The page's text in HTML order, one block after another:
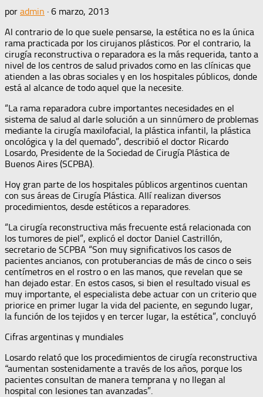
por admin · 6 marzo, 2013
Al contrario de lo que suele pensarse, la estética no es la única
rama practicada por los cirujanos plásticos. Por el contrario, la
cirugía reconstructiva o reparadora es la más requerida, tanto a
nivel de los centros de salud privados como en las clínicas que
atienden a las obras sociales y en los hospitales públicos, donde
está al alcance de todo aquel que la necesite.
“La rama reparadora cubre importantes necesidades en el
sistema de salud al darle solución a un sinnúmero de problemas
mediante la cirugía maxilofacial, la plástica infantil, la plástica
oncológica y la del quemado”, describió el doctor Ricardo
Losardo, Presidente de la Sociedad de Cirugía Plástica de
Buenos Aires (SCPBA).
Hoy gran parte de los hospitales públicos argentinos cuentan
con sus áreas de Cirugía Plástica. Allí realizan diversos
procedimientos, desde estéticos a reparadores.
“La cirugía reconstructiva más frecuente está relacionada con
los tumores de piel”, explicó el doctor Daniel Castrillón,
secretario de SCPBA “Son muy significativos los casos de
pacientes ancianos, con protuberancias de más de cinco o seis
centímetros en el rostro o en las manos, que revelan que se
han dejado estar. En estos casos, si bien el resultado visual es
muy importante, el especialista debe actuar con un criterio que
priorice en primer lugar la vida del paciente, en segundo lugar,
la función de los tejidos y en tercer lugar, la estética”, concluyó
Cifras argentinas y mundiales
Losardo relató que los procedimientos de cirugía reconstructiva
“aumentan sostenidamente a través de los años, porque los
pacientes consultan de manera temprana y no llegan al
hospital con lesiones tan avanzadas”.